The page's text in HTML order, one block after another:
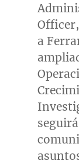
a